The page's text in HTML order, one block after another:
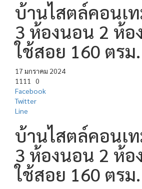
บ้านไสตล์คอนเ
3 ห้องนอน 2 ห้
ใช้สอย 160 ตรม.
17 มกราคม 2024
1111
0
Facebook
Twitter
Line
บ้านไสตล์คอนเ
3 ห้องนอน 2 ห้
ใช้สอย 160 ตรม.